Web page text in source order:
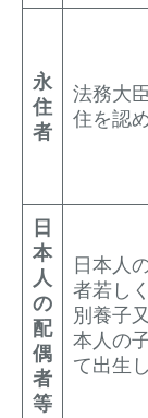
永
住
者
法務大
住を認
日
本
人
の
配
偶
者
等
日本人
者若し
別養子
本人の
て出生